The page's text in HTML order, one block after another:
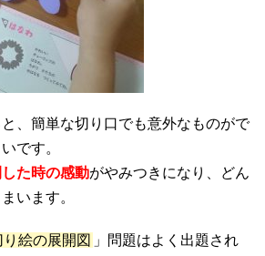
、簡単な切り口でも意外なものがで
です。
した時の感動がやみつきになり、どん
います。
り絵の展開図 」問題はよく出題され